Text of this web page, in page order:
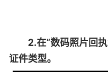
2.在“数码照片回
证件类型。